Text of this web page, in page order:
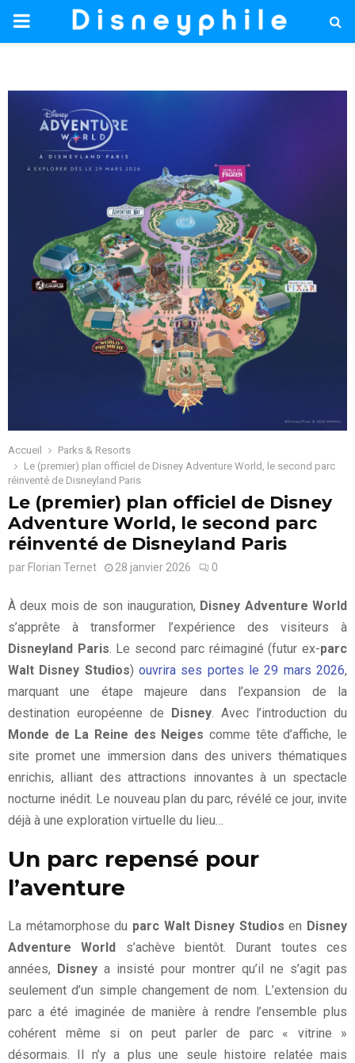
PRIMARY
Accueil
Parks & Resorts
Le (premier) plan officiel de Disney Adventure World, le second parc
réinventé de Disneyland Paris
Le (premier) plan officiel de Disney
Adventure World, le second parc
réinventé de Disneyland Paris
par Florian Ternet 28 janvier 2026 0
À deux mois de son inauguration, Disney Adventure World
s’apprête à transformer l’expérience des visiteurs à
Disneyland Paris. Le second parc réimaginé (futur ex-parc
Walt Disney Studios)ouvrira ses portes le 29 mars 2026,
marquant une étape majeure dans l’expansion de la
destination européenne de Disney. Avec l’introduction du
Monde de La Reine des Neiges comme tête d’affiche, le
site promet une immersion dans des univers thématiques
enrichis, alliant des attractions innovantes à un spectacle
nocturne inédit. Le nouveau plan du parc, révélé ce jour, invite
déjà à une exploration virtuelle du lieu…
Un parc repensé pour
l’aventure
La métamorphose du parc Walt Disney Studios en Disney
Adventure World s’achève bientôt. Durant toutes ces
années, Disney a insisté pour montrer qu’il ne s’agit pas
seulement d’un simple changement de nom. L’extension du
parc a été imaginée de manière à rendre l’ensemble plus
cohérent même si on peut parler de parc « vitrine »
désormais. Il n’y a plus une seule histoire relatée mais